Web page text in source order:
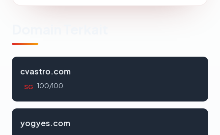
cvastro.com
SG 100/100
yogyes.com